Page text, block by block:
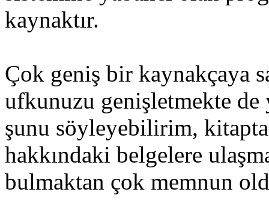
kaynaktır.
Çok geniş bir kaynakçaya
ufkunuzu genişletmekte de
şunu söyleyebilirim,
hakkındaki belgelere
bulmaktan çok memnun